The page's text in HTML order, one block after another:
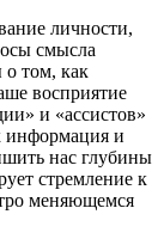
личности,
смысла
том, как
восприятие
и «ассистов»
информация и
нас глубины
стремление к
меняющемся